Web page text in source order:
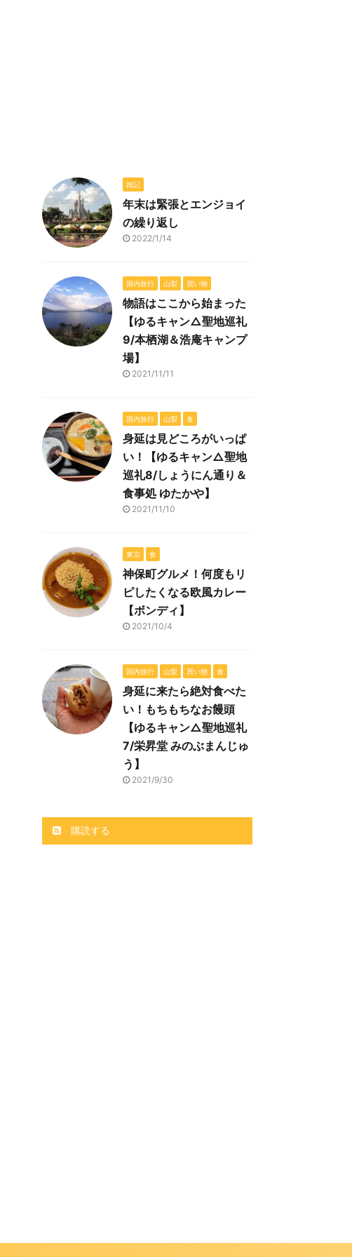
雑記
年末は緊張とエンジョイ
の繰り返し
2022/1/14
国内旅行 山梨 買い物
物語はここから始まった
【ゆるキャン△聖地巡礼
9/本栖湖＆浩庵キャンプ
場】
2021/11/11
国内旅行 山梨 食
身延は見どころがいっぱ
い！【ゆるキャン△聖地
巡礼8/しょうにん通り＆
食事処 ゆたかや】
2021/11/10
東京 食
神保町グルメ！何度もリ
ピしたくなる欧風カレー
【ボンディ】
2021/10/4
国内旅行 山梨 買い物 食
身延に来たら絶対食べた
い！もちもちなお饅頭
【ゆるキャン△聖地巡礼
7/栄昇堂 みのぶまんじゅ
う】
2021/9/30
購読する